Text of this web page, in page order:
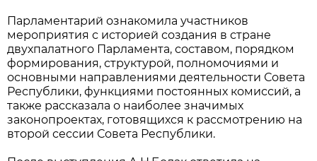
Парламентарий ознакомила участников
мероприятия с историей создания в стране
двухпалатного Парламента, составом, порядком
формирования, структурой, полномочиями и
основными направлениями деятельности Совета
Республики, функциями постоянных комиссий, а
также рассказала о наиболее значимых
законопроектах, готовящихся к рассмотрению на
второй сессии Совета Республики.